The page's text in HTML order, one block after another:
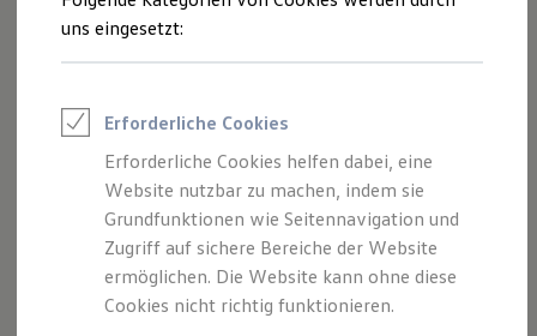
Reifenpakete
Leasing
Leasing-Angebote
Elektroauto Leasing
Kleinwagen-Leasing
Leasing ohne Anzahlung
Finanzierung
Autokredit mit Schlussrate
Versicherungen und Garantien
Kfz-Versicherung
Restschuldversicherungen
Garantien
Impressum
Datenschutzerklärung
Impressum
Auto König GmbH & Co. KG
uns eingesetzt:
Erforderliche Cookies
Erforderliche Cookies helfen dabei, eine
Website nutzbar zu machen, indem sie
Grundfunktionen wie Seitennavigation und
Zugriff auf sichere Bereiche der Website
ermöglichen. Die Website kann ohne diese
Cookies nicht richtig funktionieren.